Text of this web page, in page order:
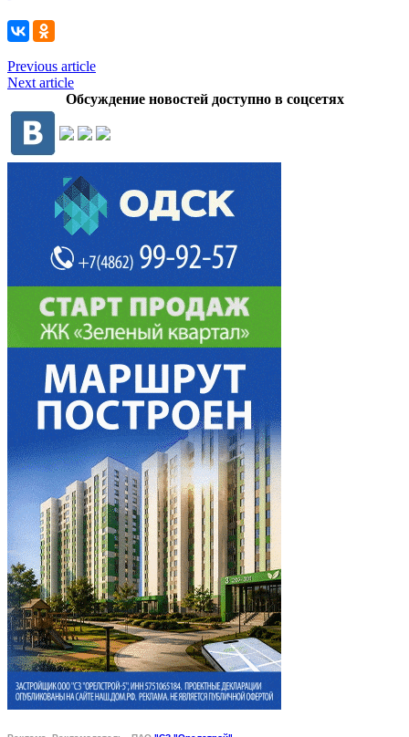
Previous article
Next article
Обсуждение новостей доступно в соцсетях